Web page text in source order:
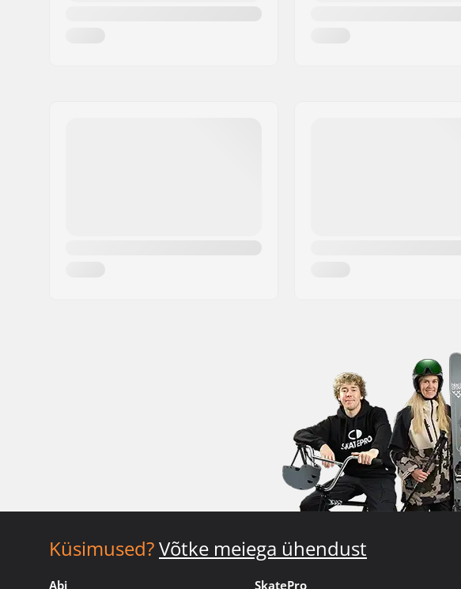
Küsimused?Võtke meiega ühendust
Abi SkatePro